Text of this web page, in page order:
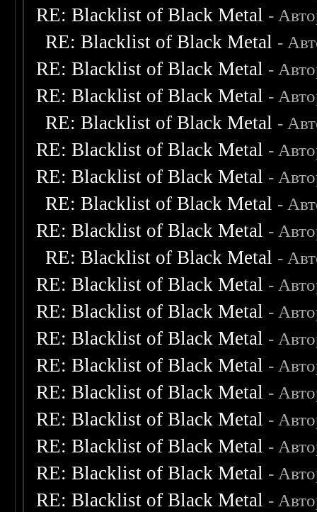
RE: Blacklist of Black Metal -
RE: Blacklist of Black Metal -
RE: Blacklist of Black Metal -
RE: Blacklist of Black Metal -
RE: Blacklist of Black Metal -
RE: Blacklist of Black Metal -
RE: Blacklist of Black Metal -
RE: Blacklist of Black Metal -
RE: Blacklist of Black Metal -
RE: Blacklist of Black Metal -
RE: Blacklist of Black Metal -
RE: Blacklist of Black Metal -
RE: Blacklist of Black Metal -
RE: Blacklist of Black Metal -
RE: Blacklist of Black Metal -
RE: Blacklist of Black Metal -
RE: Blacklist of Black Metal -
RE: Blacklist of Black Metal -
RE: Blacklist of Black Metal -